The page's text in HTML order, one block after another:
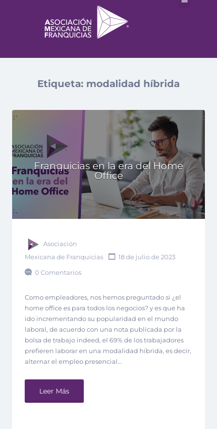
Etiqueta: modalidad híbrida
Franquicias en la era del Home
Office
Asociación
Mexicana de Franquicias
18 de julio de 2023
0 Comentarios
Como empleadores, nos hemos preguntado si ¿el
home office es para todos los negocios? y es que ha
ido incrementando su popularidad en el mundo
laboral, de acuerdo con una nota publicada por la
bolsa de trabajo indeed, el 69% de los trabajadores
prefieren laborar en una modalidad híbrida, es decir,
alternar el empleo presencial…
Leer Más